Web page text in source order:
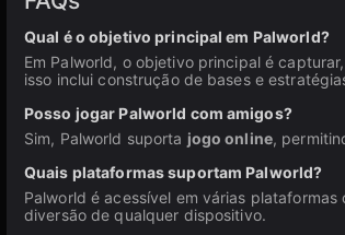
Qual é o objetivo principal em Palworld?
Em Palworld, o objetivo principal é
isso inclui construção de bases e
Posso jogar Palworld com amigos?
Sim, Palworld suporta jogo online,
Quais plataformas suportam Palworld?
Palworld é acessível em várias
diversão de qualquer dispositivo.